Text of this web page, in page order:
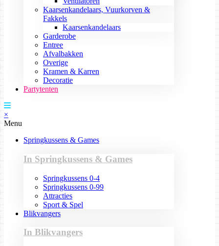
Kaarsenkandelaars, Vuurkorven &
Fakkels
Kaarsenkandelaars
Garderobe
Entree
Afvalbakken
Overige
Kramen & Karren
Decoratie
Partytenten
×
Menu
Springkussens & Games
In Springkussens & Games
Springkussens 0-4
Springkussens 0-99
Attracties
Sport & Spel
Blikvangers
In Blikvangers